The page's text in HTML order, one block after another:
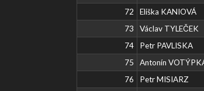
72
Eliška KANIOVÁ
73
Václav TYLEČEK
74
Petr PAVLISKA
75
Antonín
76
Petr MISIARZ